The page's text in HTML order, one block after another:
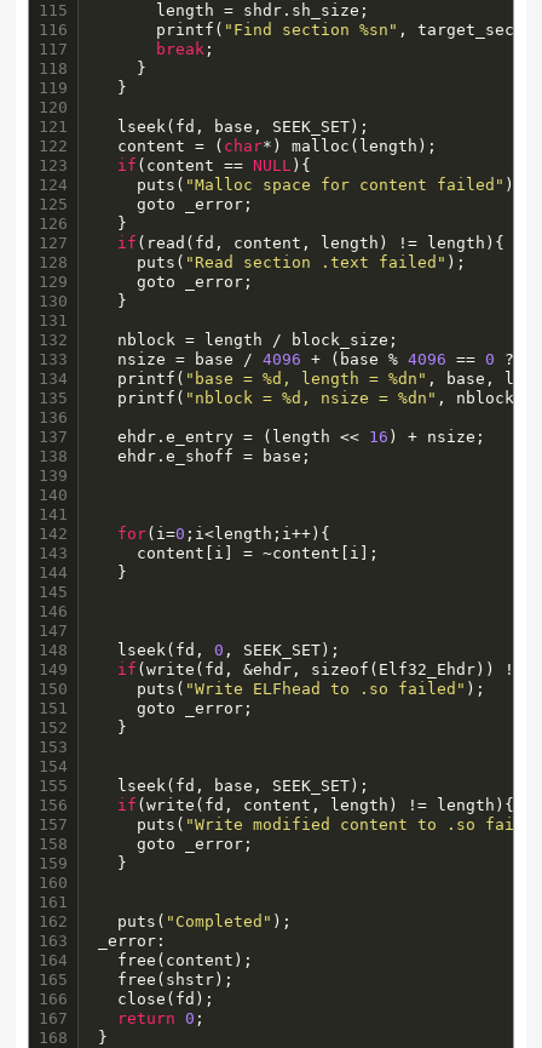
115
116
117
118
119
120
121
122
123
124
125
126
127
128
129
130
131
132
133
134
135
136
137
138
139
140
141
142
143
144
145
146
147
148
149
150
151
152
153
154
155
156
157
158
159
160
161
162
163
164
165
166
167
168
      length = shdr.sh_size;
      printf(
"Find section %sn" ,
break ;
    }
  }
  lseek(fd, base, SEEK_SET);
  content = (
char*) malloc(length);
if (content == NULL ){
    puts(
"Malloc space for content failed" );
    goto _error;
  }
if (read(fd, content, length) != length){
    puts(
"Read section .text failed" );
    goto _error;
  }
  nblock = length / block_size;
  nsize = base /
4096 + (base % 4096 == 0 ?
  printf(
"base = %d, length = %dn" , base,
  printf(
"nblock = %d, nsize = %dn" , nblock,
  ehdr.e_entry = (length <<
16 ) + nsize;
  ehdr.e_shoff = base;
for(i=0 ;i<length;i++){
    content[i] = ~content[i];
  }
  lseek(fd,
0 , SEEK_SET);
if (write(fd, &ehdr, sizeof(Elf32_Ehdr)) !=
    puts(
"Write ELFhead to .so failed" );
    goto _error;
  }
  lseek(fd, base, SEEK_SET);
if (write(fd, content, length) != length){
    puts(
"Write modified content to .so
    goto _error;
  }
  puts(
"Completed" );
_error:
  free(content);
  free(shstr);
  close(fd);
return
0 ;
}